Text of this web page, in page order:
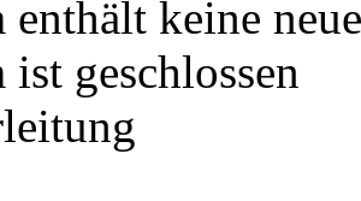
enthält keine
geschlossen